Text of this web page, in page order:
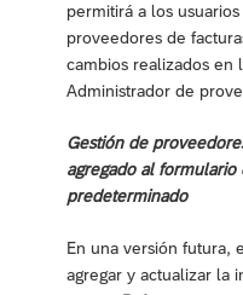
permitirá a los
proveedores de
cambios realizados
Administrador de
Gestión de
agregado al
predeterminado
En una versión futura,
agregar y actualizar la